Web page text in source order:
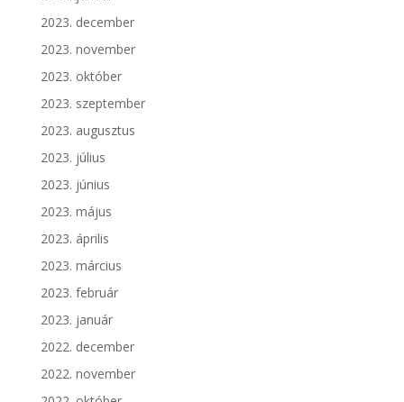
2023. december
2023. november
2023. október
2023. szeptember
2023. augusztus
2023. július
2023. június
2023. május
2023. április
2023. március
2023. február
2023. január
2022. december
2022. november